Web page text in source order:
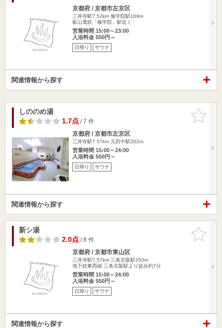
京都府 / 京都市左京区
三井寺駅7.52km 修学院駅169m
叡山電鉄「修学院」駅近く
営業時間 15:00～23:00
入浴料金 550円～
日帰り サウナ
関連情報から探す
お気に入
りに追加
しののめ湯
1.7点/ 7 件
京都府 / 京都市左京区
三井寺駅7.57km 元田中駅202m
営業時間 15:00～24:00
入浴料金 550円～
日帰り サウナ
関連情報から探す
お気に入
りに追加
新シ湯
2.0点/ 8 件
京都府 / 京都市東山区
三井寺駅7.57km 三条京阪駅350m
地下鉄東西線 三条京阪駅より徒歩約7分
営業時間 15:00～24:00
入浴料金 550円～
日帰り サウナ
関連情報から探す